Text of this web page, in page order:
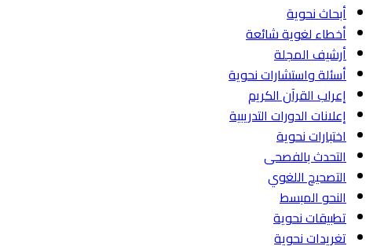
أبحاث نحوية
أخطاء لغوية شائعة
أرشيف المجلة
أسئلة واستشارات نحوية
إعراب القرآن الكريم
إعلانات الدورات التدريبية
اختبارات نحوية
التحدث بالفصحى
التصحيح اللغوي
النحو المبسط
تطبيقات نحوية
تغريدات نحوية